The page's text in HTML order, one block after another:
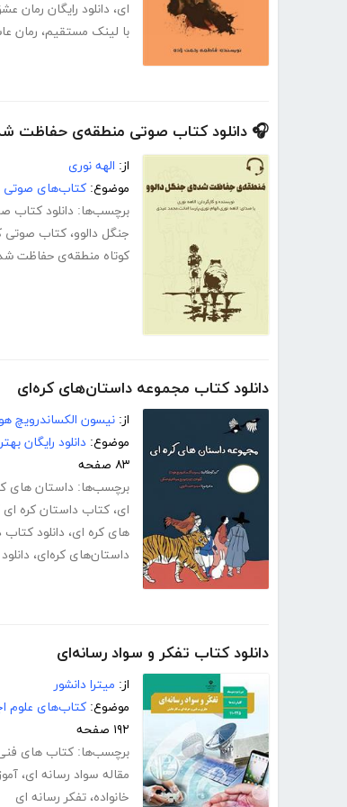
ای، دانلود رایگان رمان
با لینک مستقیم، رمان
🎧 دانلود کتاب صوتی منطقه‌ی حفاظت
از: الهه نوری
موضوع: کتاب‌های صوتی
برچسب‌ها: دانلود
جنگل دالوو، کتاب صوتی
کوتاه منطقه‌ی حفاظت
دانلود کتاب مجموعه داستان‌های کره‌ای
از: نیسون الکساندرویچ
موضوع: دانلود رایگان
۸۳ صفحه
برچسب‌ها: داستان های
ای، کتاب داستان کره ای pdf
های کره ای، دانلود
داستان‌های کره‌ای،
دانلود کتاب تفکر و سواد رسانه‌ای
از: میترا دانشور
موضوع: کتاب‌های علوم
۱۹۲ صفحه
برچسب‌ها: کتاب های
مقاله سواد رسانه ای،
خانواده، تفکر رسانه ای